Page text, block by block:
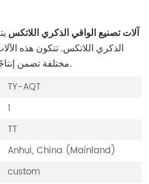
آلات تصنيع الواقي الذكري اللاتكس
الذكري اللاتكس. تتكون هذه
مختلفة تضمن إنتاجًا ذكيًا وآمنًا للواقيات الذكرية.
TY-AQT
1
TT
Anhui, China (Mainland)
custom